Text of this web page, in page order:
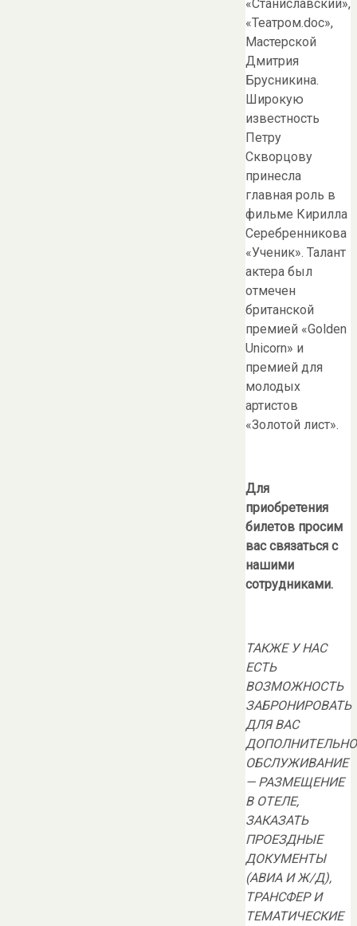
«Станиславский»,
«Театром.doc»,
Мастерской
Дмитрия
Брусникина.
Широкую
известность
Петру
Скворцову
принесла
главная роль в
фильме Кирилла
Серебренникова
«Ученик». Талант
актера был
отмечен
британской
премией «Golden
Unicorn» и
премией для
молодых
артистов
«Золотой лист».
Для
приобретения
билетов просим
вас связаться с
нашими
сотрудниками.
ТАКЖЕ У НАС
ЕСТЬ
ВОЗМОЖНОСТЬ
ЗАБРОНИРОВАТЬ
ДЛЯ ВАС
ОБСЛУЖИВАНИЕ
— РАЗМЕЩЕНИЕ
В ОТЕЛЕ,
ЗАКАЗАТЬ
ПРОЕЗДНЫЕ
ДОКУМЕНТЫ
(АВИА И Ж/Д),
ТРАНСФЕР И
ТЕМАТИЧЕСКИЕ